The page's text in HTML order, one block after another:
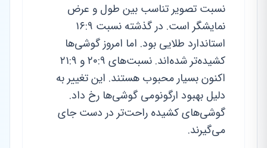
نسبت تصویر تناسب بین طول و عرض
نمایشگر است. در گذشته نسبت ۱۶:۹
استاندارد طلایی بود. اما امروز گوشی‌ها
کشیده‌تر شده‌اند. نسبت‌های ۲۰:۹ و ۲۱:۹
اکنون بسیار محبوب هستند. این تغییر به
دلیل بهبود ارگونومی گوشی‌ها رخ داد.
گوشی‌های کشیده راحت‌تر در دست جای
می‌گیرند.